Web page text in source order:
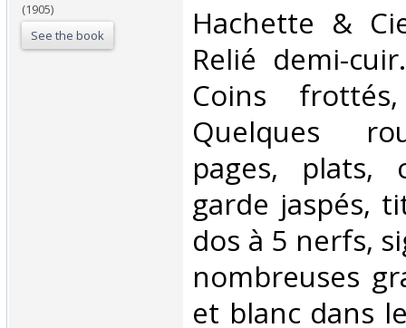
(1905)
See the book
‎Hachette &
Relié demi-
Coins
Quelques
pages, plats,
garde jaspés,
dos à 5 nerfs,
nombreuses
et blanc dans